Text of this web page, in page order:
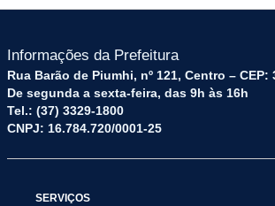
Informações da Prefeitura
Rua Barão de Piumhi, nº 121, Centro – CEP:
De segunda a sexta-feira, das 9h às 16h
Tel.: (37) 3329-1800
CNPJ: 16.784.720/0001-25
SERVIÇOS